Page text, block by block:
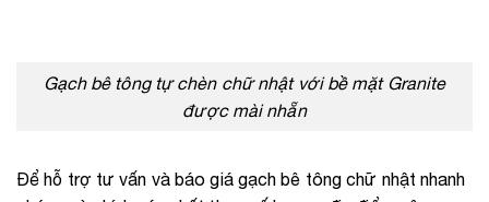
Gạch bê tông tự chèn chữ nhật với bề mặt Granite
được mài nhẵn
Để hỗ trợ tư vấn và báo giá gạch bê tông chữ nhật nhanh